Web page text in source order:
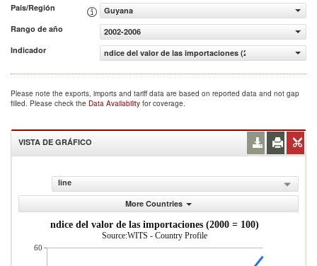
País/Región
Guyana
Rango de año
2002-2006
Indicador
ndice del valor de las importaciones (2000 = 100)
Please note the exports, imports and tariff data are based on reported data and not gap
filled. Please check the Data Availability for coverage.
VISTA DE GRÁFICO
line
More Countries
ndice del valor de las importaciones (2000 = 100)
Source:WITS - Country Profile
60